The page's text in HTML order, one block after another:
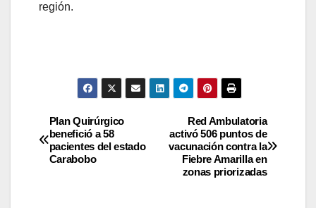
región.
​Red Ambulatoria
activó 506 puntos de
vacunación contra la
Fiebre Amarilla en
zonas priorizadas
Plan Quirúrgico
benefició a 58
pacientes del estado
Carabobo